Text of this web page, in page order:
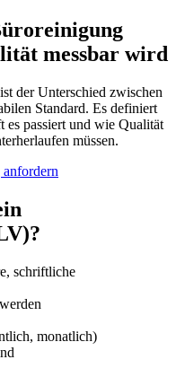
messbar wird
der Unterschied zwischen
Standard. Es definiert
passiert und wie Qualität
müssen.
schriftliche
monatlich)